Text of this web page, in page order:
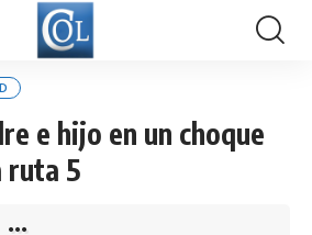
e hijo en un choque
ruta 5